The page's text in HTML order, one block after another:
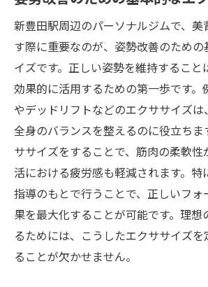
新豊田駅周辺のパーソナルジムで、
す際に重要なのが、姿勢改善のため
イズです。正しい姿勢を維持すること
効果的に活用するための第一歩です。
やデッドリフトなどのエクササイズは
全身のバランスを整えるのに役立ちま
ササイズをすることで、筋肉の柔軟
活における疲労感も軽減されます。特
指導のもとで行うことで、正しいフォ
果を最大化することが可能です。理想
るためには、こうしたエクササイズ
ることが欠かせません。